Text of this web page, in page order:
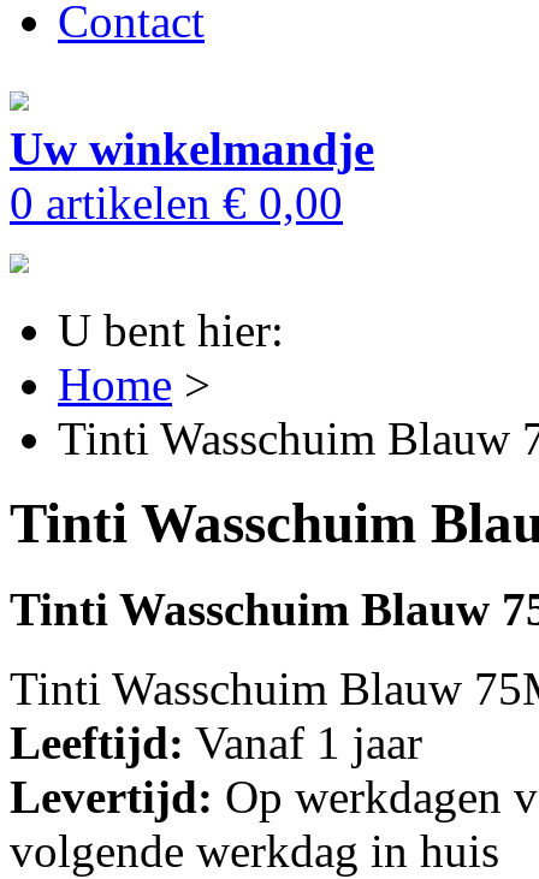
Contact
Uw winkelmandje
0 artikelen € 0,00
U bent hier:
Home >
Tinti Wasschuim Blauw
Tinti Wasschuim
Tinti Wasschuim Blauw
Tinti Wasschuim Blauw
Leeftijd: Vanaf 1 jaar
Levertijd: Op werkdagen
volgende werkdag in huis